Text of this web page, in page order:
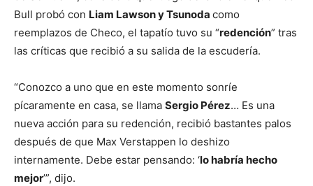
Bull probó con Liam Lawson y Tsunoda como
reemplazos de Checo, el tapatío tuvo su “redención” tras
las críticas que recibió a su salida de la escudería.
“Conozco a uno que en este momento sonríe
pícaramente en casa, se llama Sergio Pérez… Es una
nueva acción para su redención, recibió bastantes palos
después de que Max Verstappen lo deshizo
internamente. Debe estar pensando: ‘lo habría hecho
mejor’”, dijo.